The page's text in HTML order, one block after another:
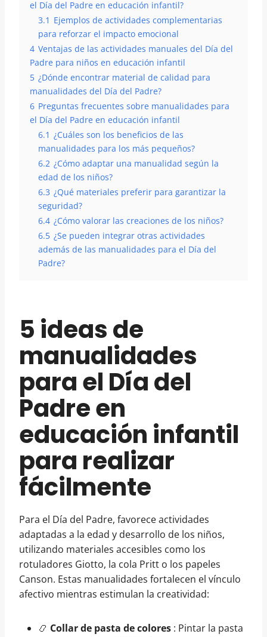
el Día del Padre en educación infantil?
3.1 Ejemplos de actividades complementarias
para reforzar el impacto emocional
4 Ventajas de las actividades manuales del Día del
Padre para niños en educación infantil
5 ¿Dónde encontrar material de calidad para
manualidades del Día del Padre?
6 Preguntas frecuentes sobre manualidades para
el Día del Padre en educación infantil
6.1 ¿Cuáles son los beneficios de las
manualidades para los más pequeños?
6.2 ¿Cómo adaptar una manualidad según la
edad de los niños?
6.3 ¿Qué materiales preferir para garantizar la
seguridad?
6.4 ¿Cómo valorar las creaciones de los niños?
6.5 ¿Se pueden integrar otras actividades
además de las manualidades para el Día del
Padre?
5 ideas de
manualidades
para el Día del
Padre en
educación infantil
para realizar
fácilmente
Para el Día del Padre, favorece actividades
adaptadas a la edad y desarrollo de los niños,
utilizando materiales accesibles como los
rotuladores Giotto, la cola Pritt o los papeles
Canson. Estas manualidades fortalecen el vínculo
afectivo mientras estimulan la creatividad:
📿 Collar de pasta de colores : Pintar la pasta